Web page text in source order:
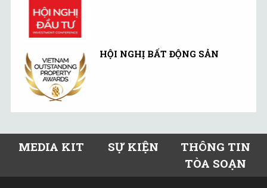
HỘI NGHỊ BẤT ĐỘNG SẢN
MEDIA KIT SỰ KIỆN
THÔNG TIN
TÒA SOẠN